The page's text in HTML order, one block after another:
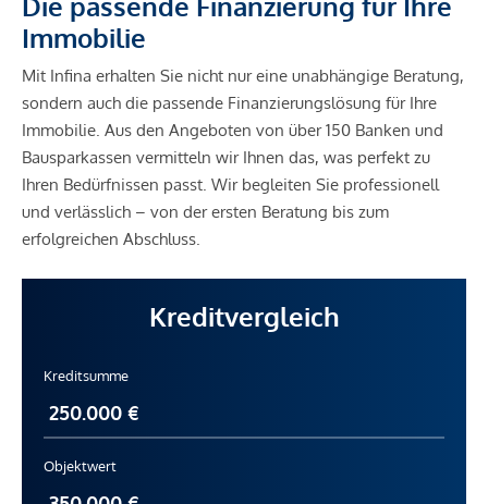
Immobilie
Mit Infina erhalten Sie nicht nur eine unabhängige Beratung,
sondern auch die passende Finanzierungslösung für Ihre
Immobilie. Aus den Angeboten von über 150 Banken und
Bausparkassen vermitteln wir Ihnen das, was perfekt zu
Ihren Bedürfnissen passt. Wir begleiten Sie professionell
und verlässlich – von der ersten Beratung bis zum
erfolgreichen Abschluss.
Kreditvergleich
Kreditsumme
Objektwert